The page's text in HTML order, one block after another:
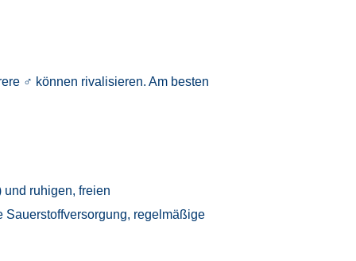
♂ können rivalisieren. Am besten
ruhigen, freien
Sauerstoffversorgung, regelmäßige